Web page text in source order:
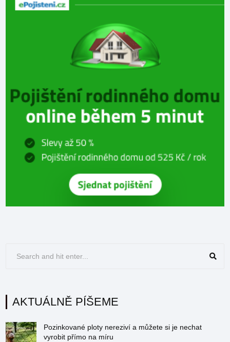
AKTUÁLNĚ PÍŠEME
Pozinkované ploty nereziví a můžete si je nechat
vyrobit přímo na míru